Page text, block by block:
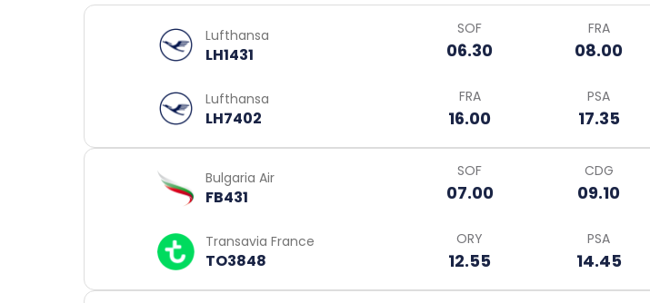
Lufthansa
LH1431
SOF
06.30
FRA
08.00
Lufthansa
LH7402
FRA
16.00
PSA
17.35
Bulgaria Air
FB431
SOF
07.00
CDG
09.10
Transavia France
TO3848
ORY
12.55
PSA
14.45